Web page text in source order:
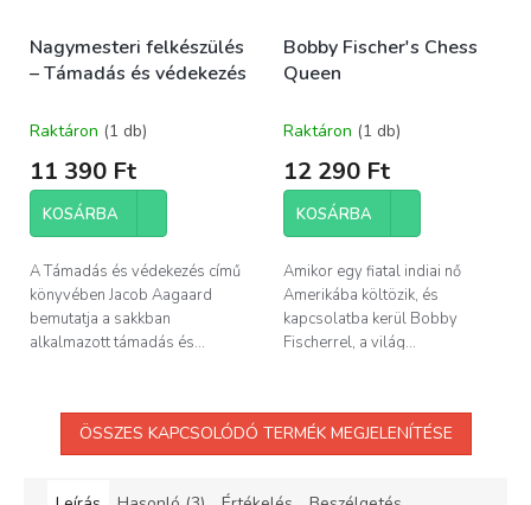
Nagymesteri felkészülés
– Támadás és védekezés
Raktáron (1 db)
11 390 Ft
KOSÁRBA
A Támadás és védekezés című
könyvében Jacob Aagaard
bemutatja a sakkban
alkalmazott támadás és...
Bobby Fischer's Chess
Queen
Raktáron (1 db)
12 290 Ft
KOSÁRBA
Amikor egy fiatal indiai nő
Amerikába költözik, és
kapcsolatba kerül Bobby
Fischerrel, a világ...
ÖSSZES KAPCSOLÓDÓ TERMÉK MEGJELENÍTÉSE